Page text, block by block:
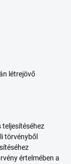
létrejövő
teljesítéséhez
törvényből
értelmében a